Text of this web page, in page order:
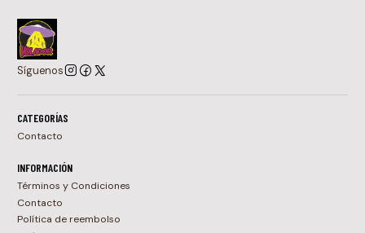
Síguenos
CATEGORÍAS
Contacto
INFORMACIÓN
Términos y Condiciones
Contacto
Política de reembolso